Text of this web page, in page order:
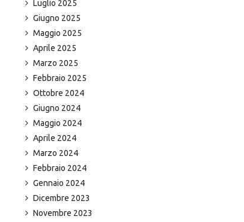
Luglio 2025
Giugno 2025
Maggio 2025
Aprile 2025
Marzo 2025
Febbraio 2025
Ottobre 2024
Giugno 2024
Maggio 2024
Aprile 2024
Marzo 2024
Febbraio 2024
Gennaio 2024
Dicembre 2023
Novembre 2023